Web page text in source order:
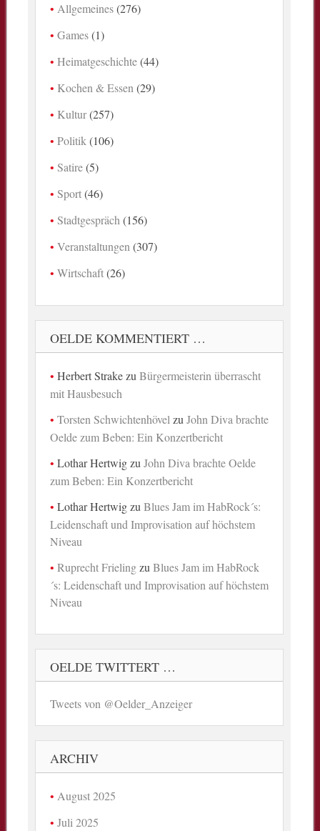
Allgemeines(276)
Games(1)
Heimatgeschichte(44)
Kochen & Essen(29)
Kultur(257)
Politik(106)
Satire(5)
Sport(46)
Stadtgespräch(156)
Veranstaltungen(307)
Wirtschaft(26)
OELDE KOMMENTIERT …
Herbert StrakezuBürgermeisterin überrascht
mit Hausbesuch
Torsten SchwichtenhövelzuJohn Diva brachte
Oelde zum Beben: Ein Konzertbericht
Lothar HertwigzuJohn Diva brachte Oelde
zum Beben: Ein Konzertbericht
Lothar HertwigzuBlues Jam im HabRock´s:
Leidenschaft und Improvisation auf höchstem
Niveau
Ruprecht FrielingzuBlues Jam im HabRock
´s: Leidenschaft und Improvisation auf höchstem
Niveau
OELDE TWITTERT …
Tweets von @Oelder_Anzeiger
ARCHIV
August 2025
Juli 2025